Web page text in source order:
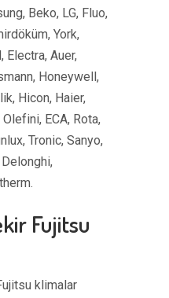
Beko, LG, Fluo,
York,
Electra, Auer,
Honeywell,
Hicon, Haier,
ECA, Rota,
Tronic, Sanyo,
Fujitsu
klimalar